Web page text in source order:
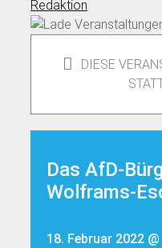
Redaktion
DIESE
Das AfD-
Wolframs-
18. Februar 2022